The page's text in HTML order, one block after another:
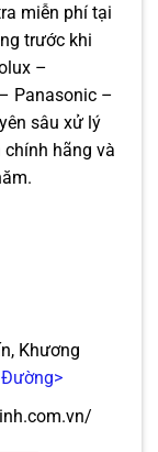
miễn phí tại
trước khi
–
Panasonic –
sâu xử lý
chính hãng và
Khương